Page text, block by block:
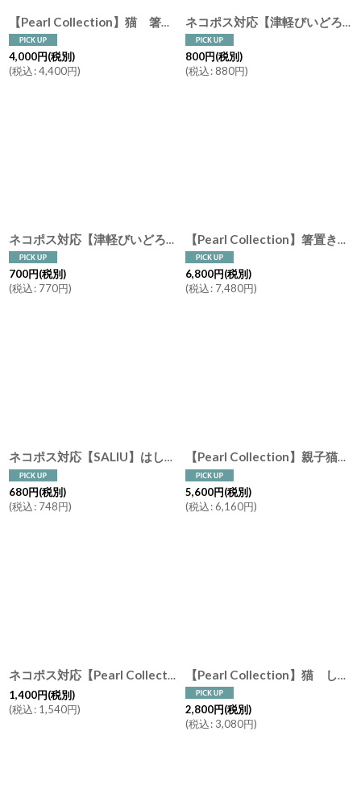
【Pearl Collection】猫 箸置き M ねこ オーロラ 白蝶貝 ネコ キャット レスト シェル/ パール/貝 ネコポス対応
4,000円(税別)
(税込:4,400円)
ネコポス対応【津軽びいどろ】箸置き にほんの色ふうけい ガラス カトラリーレスト はしおき 手作り ガラス食器 石塚硝子 アデリア 日本製ラス アデリア
800円(税別)
(税込: 880円)
ネコポス対応【津軽びいどろ】ガラス 箸置き はなび まつり レスト/カトラリーレスト/はしおき/手作り/ねぶた祭り/ガラス食器/石塚硝子/アデリア/日本製
700円(税別)
(税込: 770円)
【Pearl Collection】箸置き ５個セット シェル 花びら ハート 市松 木箱入り
6,800円(税別)
(税込: 7,480円)
ネコポス対応【SALIU】はしおき 山桜 黒胡桃 （くるみ） 箸置き 円 丸 角 四角 ウォールナッツ レスト 木製 天然木 日本製 LOLO
680円(税別)
(税込: 748円)
【Pearl Collection】親子猫セット 箸置き カトラリーレスト 大きな猫 ねこ 黒猫 ネコ 黒水牛 水牛角 シェル 貝
5,600円(税別)
(税込:6,160円)
ネコポス対応【Pearl Collection】花びら 箸置き/フラワー/レスト/シェル/パール/貝
1,400円(税別)
(税込: 1,540円)
【Pearl Collection】猫 しっぽでハート 箸置き セット ねこ 黒猫 白猫 ネコ シェル パール 黒水牛 貝
2,800円(税別)
(税込: 3,080円)